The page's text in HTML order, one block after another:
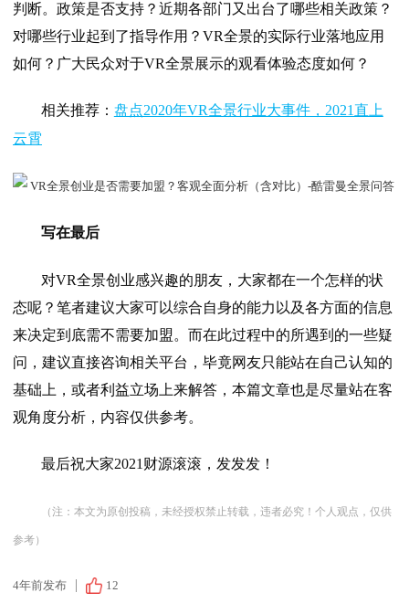
判断。政策是否支持？近期各部门又出台了哪些相关政策？
对哪些行业起到了指导作用？VR全景的实际行业落地应用
如何？广大民众对于VR全景展示的观看体验态度如何？
相关推荐： 盘点2020年VR全景行业大事件，2021直上
云霄
写在最后
对VR全景创业感兴趣的朋友，大家都在一个怎样的状
态呢？笔者建议大家可以综合自身的能力以及各方面的信息
来决定到底需不需要加盟。而在此过程中的所遇到的一些疑
问，建议直接咨询相关平台，毕竟网友只能站在自己认知的
基础上，或者利益立场上来解答，本篇文章也是尽量站在客
观角度分析，内容仅供参考。
最后祝大家2021财源滚滚，发发发！
（注：本文为原创投稿，未经授权禁止转载，违者必究！个人观点，仅供
参考）
4年前发布 12